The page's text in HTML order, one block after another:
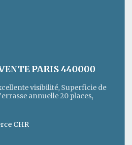
PARIS 440000
visibilité, Superficie de
annuelle 20 places,
CHR